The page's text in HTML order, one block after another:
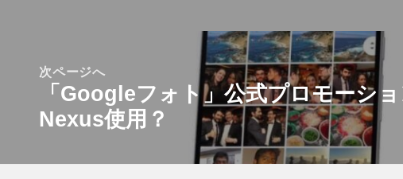
次ページへ
次
の
稿:
「Googleフォト」公式プロモーシ
Nexus使用？